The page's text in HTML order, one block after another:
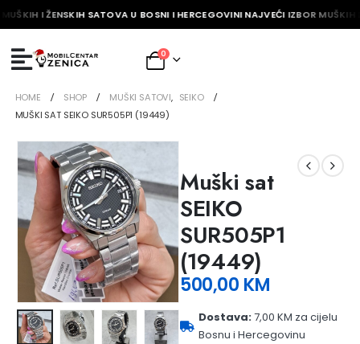
I ŽENSKIH SATOVA U BOSNI I HERCEGOVINI NAJVEĆI IZBOR
0
HOME SHOP MUŠKI SATOVI, SEIKO
MUŠKI SAT SEIKO SUR505P1 (19449)
Muški sat
SEIKO
SUR505P1
(19449)
500,00 KM
Dostava:7,00 KM za cijelu
Bosnu i Hercegovinu